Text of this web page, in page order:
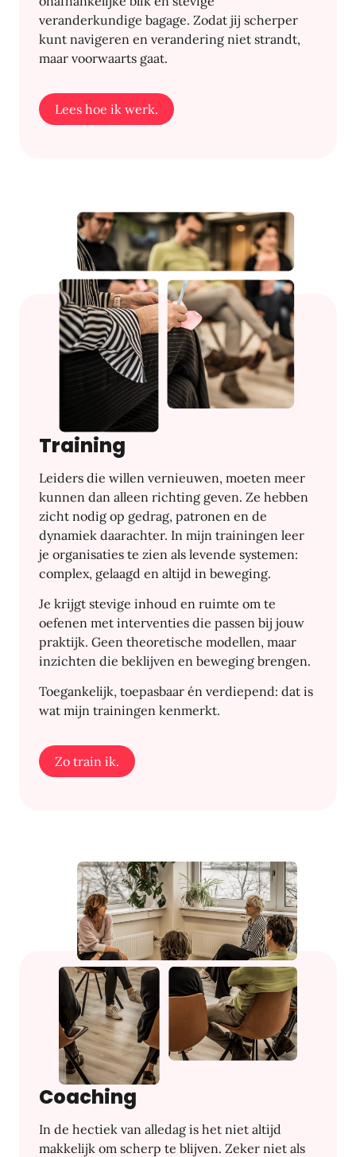
veranderkundige bagage. Zodat jij scherper
kunt navigeren en verandering niet strandt,
maar voorwaarts gaat.
Lees hoe ik werk.
Training
Leiders die willen vernieuwen, moeten meer
kunnen dan alleen richting geven. Ze hebben
zicht nodig op gedrag, patronen en de
dynamiek daarachter. In mijn trainingen leer
je organisaties te zien als levende systemen:
complex, gelaagd en altijd in beweging.
Je krijgt stevige inhoud en ruimte om te
oefenen met interventies die passen bij jouw
praktijk. Geen theoretische modellen, maar
inzichten die beklijven en beweging brengen.
Toegankelijk, toepasbaar én verdiepend: dat is
wat mijn trainingen kenmerkt.
Zo train ik.
Coaching
In de hectiek van alledag is het niet altijd
makkelijk om scherp te blijven. Zeker niet als